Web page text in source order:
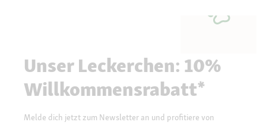
Unser Leckerchen: 10%
Willkommensrabatt*
Melde dich jetzt zum Newsletter an und profitiere von